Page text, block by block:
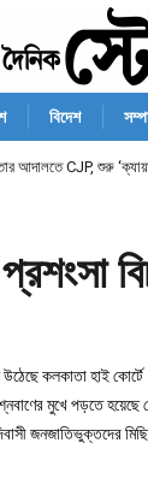
বিদেশ
আদালতে CJP, শুরু
কলকাতা হাই
মুখে পড়তে হয়েছে
জনজাতিভুক্তদের